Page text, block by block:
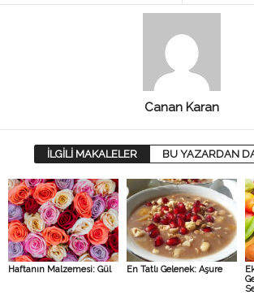
Canan Karan
İLGİLİ MAKALELER BU YAZARDAN
Haftanın Malzemesi: Gül En Tatlı Gelenek: Aşure